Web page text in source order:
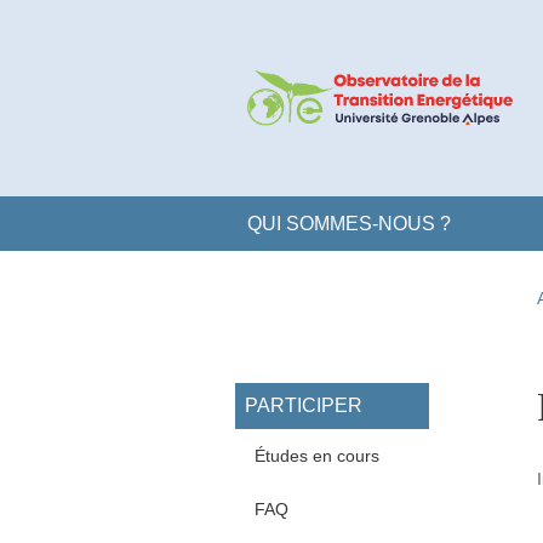
Navigation principale
QUI SOMMES-NOUS ?
Navigation
PARTICIPER
Études en cours
FAQ